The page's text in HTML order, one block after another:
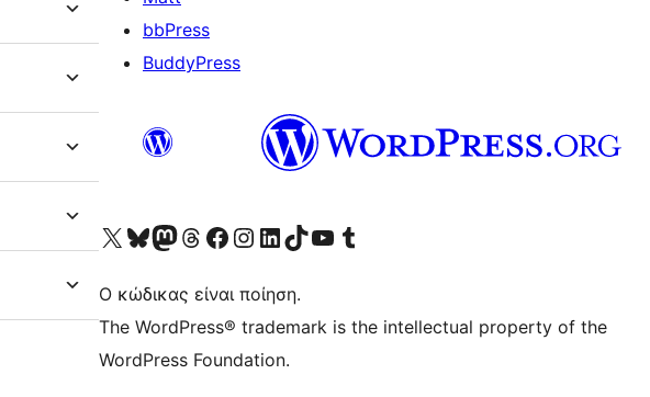
bbPress
BuddyPress
Visit our X (formerly Twitter) account
Visit our Bluesky account
Επισκεφθείτε τον λογαριασμό μας στο Mastodon
Visit our Threads account
Επισκεφτείτε τη σελίδα μας στο Facebook
Επισκεφθείτε τον λογαριασμό μας Instagram
Επισκεφθείτε τον λογαριασμό μας LinkedIn
Visit our TikTok account
Visit our YouTube channel
Visit our Tumblr account
Ο κώδικας είναι ποίηση.
The WordPress® trademark is the intellectual property of the
WordPress Foundation.